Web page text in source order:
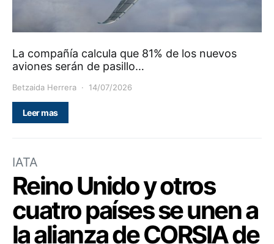
La compañía calcula que 81% de los nuevos
aviones serán de pasillo…
Betzaida Herrera 14/07/2026
Leer mas
IATA
Reino Unido y otros
cuatro países se unen a
la alianza de CORSIA de